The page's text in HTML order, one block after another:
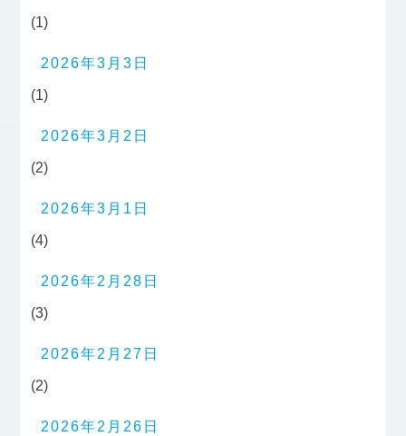
(1)
2026年3月3日
(1)
2026年3月2日
(2)
2026年3月1日
(4)
2026年2月28日
(3)
2026年2月27日
(2)
2026年2月26日